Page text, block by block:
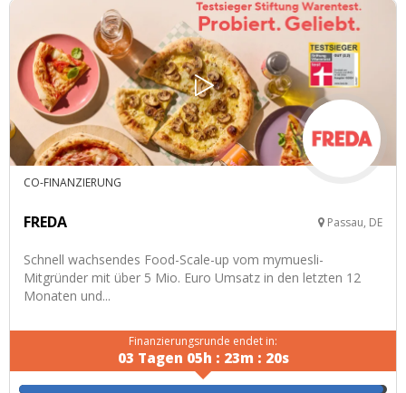
CO-FINANZIERUNG
FREDA Passau, DE
Schnell wachsendes Food-Scale-up vom mymuesli-
Mitgründer mit über 5 Mio. Euro Umsatz in den letzten 12
Monaten und...
Finanzierungsrunde endet in:
03 Tagen 05h : 23m : 19s